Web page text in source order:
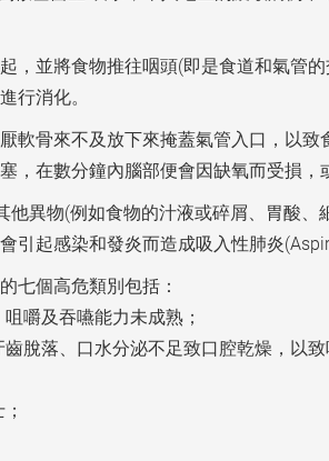
，並將食物推往咽頭(即是食道和氣管
行消化。
軟骨來不及放下來掩蓋氣管入口，以
，在數分鐘內腦部便會因缺氧而受損，
他異物(例如食物的汁液或碎屑、胃酸
引起感染和發炎而造成吸入性肺炎
七個高危類別包括：
嚼及吞嚥能力未成熟；
脫落、口水分泌不足致口腔乾燥，以致